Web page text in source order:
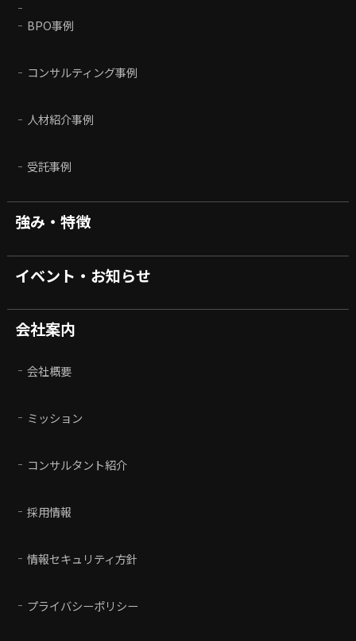
BPO事例
コンサルティング事例
人材紹介事例
受託事例
強み・特徴
イベント・お知らせ
会社案内
会社概要
ミッション
コンサルタント紹介
採用情報
情報セキュリティ方針
プライバシーポリシー